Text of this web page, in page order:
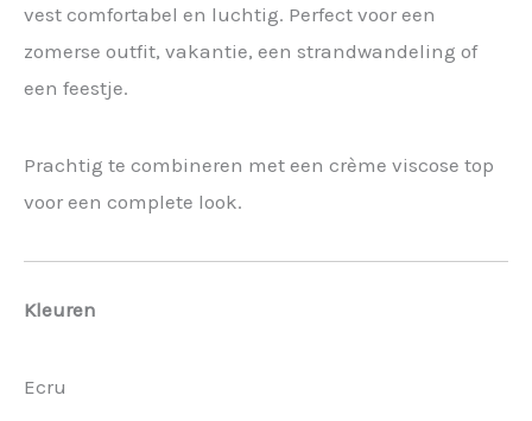
vest comfortabel en luchtig. Perfect voor een
zomerse outfit, vakantie, een strandwandeling of
een feestje.
Prachtig te combineren met een crème viscose top
voor een complete look.
Kleuren
Ecru